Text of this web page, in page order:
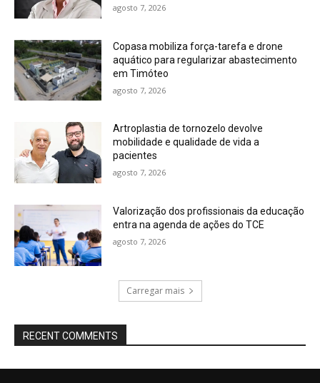
agosto 7, 2026
Copasa mobiliza força-tarefa e drone
aquático para regularizar abastecimento
em Timóteo
agosto 7, 2026
Artroplastia de tornozelo devolve
mobilidade e qualidade de vida a
pacientes
agosto 7, 2026
Valorização dos profissionais da educação
entra na agenda de ações do TCE
agosto 7, 2026
Carregar mais
RECENT COMMENTS